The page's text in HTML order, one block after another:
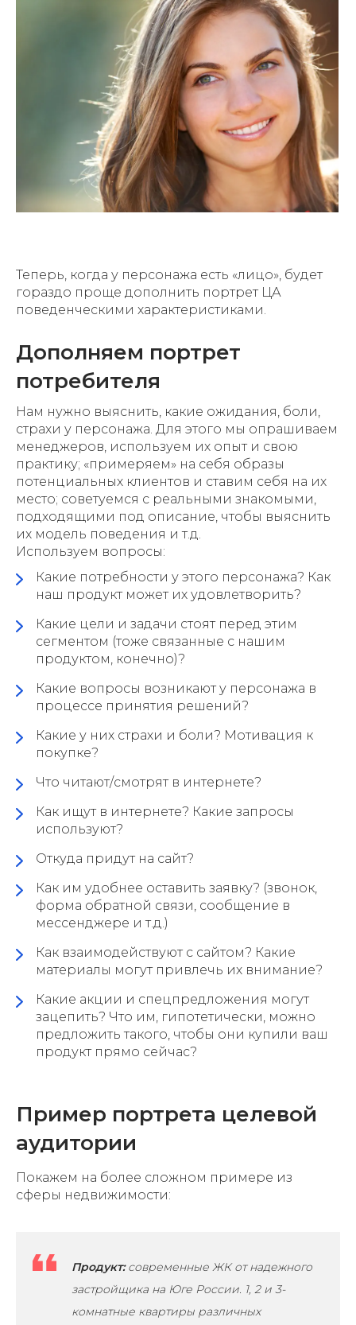
Теперь, когда у персонажа есть «лицо», будет
гораздо проще дополнить портрет ЦА
поведенческими характеристиками.
Дополняем портрет
потребителя
Нам нужно выяснить, какие ожидания, боли,
страхи у персонажа. Для этого мы опрашиваем
менеджеров, используем их опыт и свою
практику; «примеряем» на себя образы
потенциальных клиентов и ставим себя на их
место; советуемся с реальными знакомыми,
подходящими под описание, чтобы выяснить
их модель поведения и т.д.
Используем вопросы:
Какие потребности у этого персонажа? Как
наш продукт может их удовлетворить?
Какие цели и задачи стоят перед этим
сегментом (тоже связанные с нашим
продуктом, конечно)?
Какие вопросы возникают у персонажа в
процессе принятия решений?
Какие у них страхи и боли? Мотивация к
покупке?
Что читают/смотрят в интернете?
Как ищут в интернете? Какие запросы
используют?
Откуда придут на сайт?
Как им удобнее оставить заявку? (звонок,
форма обратной связи, сообщение в
мессенджере и т.д.)
Как взаимодействуют с сайтом? Какие
материалы могут привлечь их внимание?
Какие акции и спецпредложения могут
зацепить? Что им, гипотетически, можно
предложить такого, чтобы они купили ваш
продукт прямо сейчас?
Пример портрета целевой
аудитории
Покажем на более сложном примере из
сферы недвижимости:
Продукт:современные ЖК от надежного
застройщика на Юге России. 1, 2 и 3-
комнатные квартиры различных